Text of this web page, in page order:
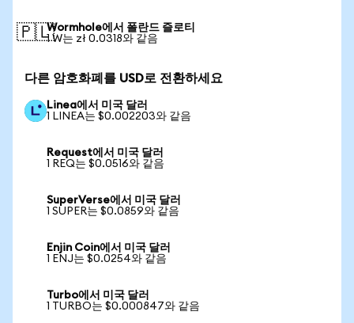
🇵🇱Wormhole에서 폴란드 즐로티
1 W는 zł 0.0318와 같음
다른 암호화폐를 USD로 전환하세요
Linea에서 미국 달러
1 LINEA는 $0.002203와 같음
Request에서 미국 달러
1 REQ는 $0.0516와 같음
SuperVerse에서 미국 달러
1 SUPER는 $0.0859와 같음
Enjin Coin에서 미국 달러
1 ENJ는 $0.0254와 같음
Turbo에서 미국 달러
1 TURBO는 $0.000847와 같음